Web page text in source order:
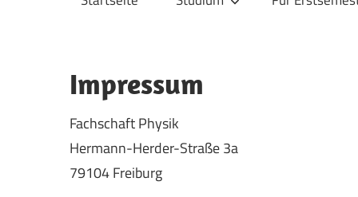
Physik
Impressum
Fachschaft Physik
Hermann-Herder-Straße 3a
79104 Freiburg